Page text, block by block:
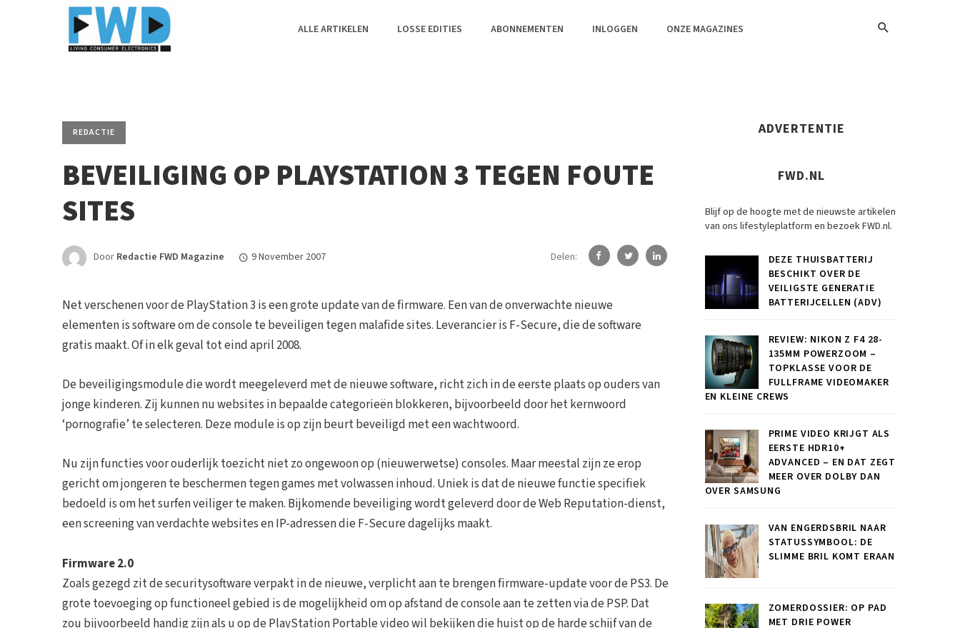
ALLE ARTIKELEN LOSSE EDITIES ABONNEMENTEN INLOGGEN ONZE MAGAZINES
REDACTIE
BEVEILIGING OP PLAYSTATION 3 TEGEN FOUTE
SITES
Door Redactie FWD Magazine 9 November 2007 Delen:
Net verschenen voor de PlayStation 3 is een grote update van de firmware. Een van de onverwachte nieuwe
elementen is software om de console te beveiligen tegen malafide sites. Leverancier is F-Secure, die de software
gratis maakt. Of in elk geval tot eind april 2008.
De beveiligingsmodule die wordt meegeleverd met de nieuwe software, richt zich in de eerste plaats op ouders van
jonge kinderen. Zij kunnen nu websites in bepaalde categorieën blokkeren, bijvoorbeeld door het kernwoord
‘pornografie’ te selecteren. Deze module is op zijn beurt beveiligd met een wachtwoord.
Nu zijn functies voor ouderlijk toezicht niet zo ongewoon op (nieuwerwetse) consoles. Maar meestal zijn ze erop
gericht om jongeren te beschermen tegen games met volwassen inhoud. Uniek is dat de nieuwe functie specifiek
bedoeld is om het surfen veiliger te maken. Bijkomende beveiliging wordt geleverd door de Web Reputation-dienst,
een screening van verdachte websites en IP-adressen die F-Secure dagelijks maakt.
Firmware 2.0
Zoals gezegd zit de securitysoftware verpakt in de nieuwe, verplicht aan te brengen firmware-update voor de PS3. De
grote toevoeging op functioneel gebied is de mogelijkheid om op afstand de console aan te zetten via de PSP. Dat
zou bijvoorbeeld handig zijn als u op de PlayStation Portable video wil bekijken die huist op de harde schijf van de
ADVERTENTIE
FWD.NL
Blijf op de hoogte met de nieuwste artikelen
van ons lifestyleplatform en bezoek FWD.nl.
DEZE THUISBATTERIJ
BESCHIKT OVER DE
VEILIGSTE GENERATIE
BATTERIJCELLEN (ADV)
REVIEW: NIKON Z F4 28-
135MM POWERZOOM –
TOPKLASSE VOOR DE
FULLFRAME VIDEOMAKER
EN KLEINE CREWS
PRIME VIDEO KRIJGT ALS
EERSTE HDR10+
ADVANCED – EN DAT ZEGT
MEER OVER DOLBY DAN
OVER SAMSUNG
VAN ENGERDSBRIL NAAR
STATUSSYMBOOL: DE
SLIMME BRIL KOMT ERAAN
ZOMERDOSSIER: OP PAD
MET DRIE POWER